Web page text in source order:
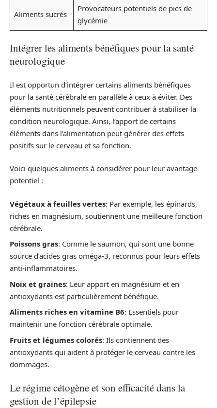
Aliments sucrés
Provocateurs potentiels de pics de
glycémie
Intégrer les aliments bénéfiques pour la santé
neurologique
Il est opportun d’intégrer certains aliments bénéfiques
pour la santé cérébrale en parallèle à ceux à éviter. Des
éléments nutritionnels peuvent contribuer à stabiliser la
condition neurologique. Ainsi, l’apport de certains
éléments dans l’alimentation peut générer des effets
positifs sur le cerveau et sa fonction.
Voici quelques aliments à considérer pour leur avantage
potentiel :
Végétaux à feuilles vertes: Par exemple, les épinards,
riches en magnésium, soutiennent une meilleure fonction
cérébrale.
Poissons gras: Comme le saumon, qui sont une bonne
source d’acides gras oméga-3, reconnus pour leurs effets
anti-inflammatoires.
Noix et graines: Leur apport en magnésium et en
antioxydants est particulièrement bénéfique.
Aliments riches en vitamine B6: Essentiels pour
maintenir une fonction cérébrale optimale.
Fruits et légumes colorés: Ils contiennent des
antioxydants qui aident à protéger le cerveau contre les
dommages.
Le régime cétogène et son efficacité dans la
gestion de l’épilepsie